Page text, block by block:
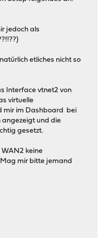
jedoch als
etliches nicht so
Interface vtnet2 von
virtuelle
mir im Dashboard bei
und die
gesetzt.
keine
mir bitte jemand